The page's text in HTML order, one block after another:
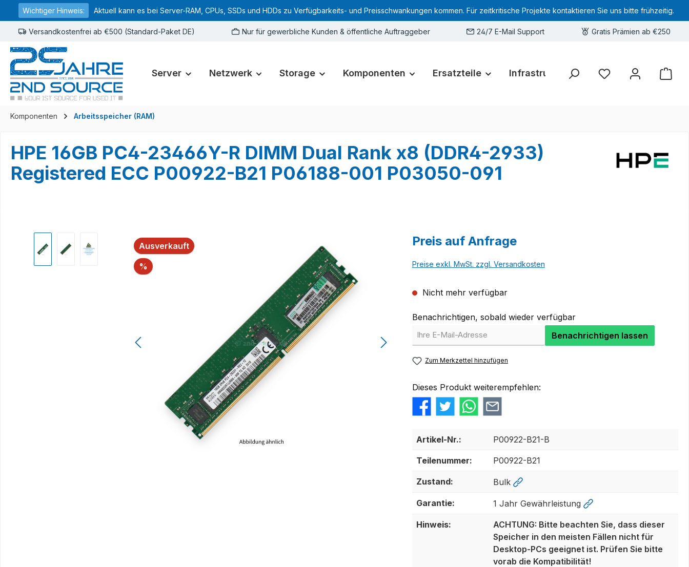
Zur Hauptnavigation springen
Wichtiger Hinweis: Aktuell kann es bei Server-RAM, CPUs, SSDs und HDDs zu Verfügbarkeits- und Preisschwankungen kommen. Für zeitkritische Projekte kontaktieren Sie uns bitte frühzeitig.
Versandkostenfrei ab €500 (Standard-Paket DE) Nur für gewerbliche Kunden & öffentliche Auftraggeber 24/7 E-Mail Support Gratis Prämien ab €250
Server Netzwerk Storage Komponenten Ersatzteile Infrastruktur Hardware-Deals
Sie haben 0 Produkte
Komponenten Arbeitsspeicher (RAM)
HPE 16GB PC4-23466Y-R DIMM Dual Rank x8 (DDR4-2933)
Registered ECC P00922-B21 P06188-001 P03050-091
Ausverkauft
% Rabatt
Preis auf Anfrage
Preise exkl. MwSt. zzgl. Versandkosten
Nicht mehr verfügbar
Benachrichtigen, sobald wieder verfügbar
Benachrichtigen lassen
Zum Merkzettel hinzufügen
Dieses Produkt weiterempfehlen:
Artikel-Nr.: P00922-B21-B
Teilenummer: P00922-B21
Zustand: Bulk
Garantie: 1 Jahr Gewährleistung
Hinweis:
ACHTUNG: Bitte beachten Sie, dass dieser
Speicher in den meisten Fällen nicht für
Desktop-PCs geeignet ist. Prüfen Sie bitte
vorab die Kompatibilität!